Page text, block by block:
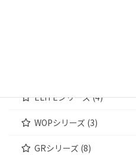
ELITEシリーズ (4)
WOPシリーズ (3)
GRシリーズ (8)